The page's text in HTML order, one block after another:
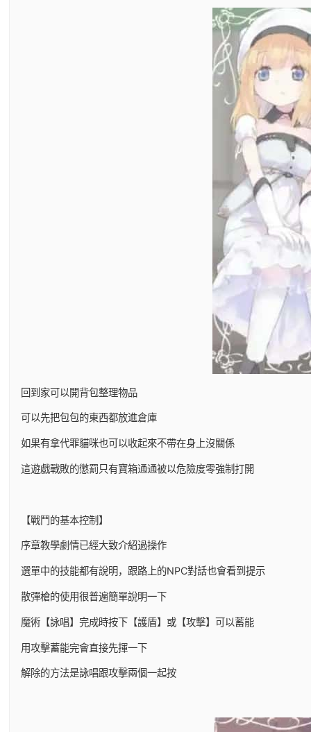
回到家可以開背包整理物品
可以先把包包的東西都放進倉庫
如果有拿代罪貓咪也可以收起來不帶在身上沒關係
這遊戲戰敗的懲罰只有寶箱通通被以危險度零強制打開
【戰鬥的基本控制】
序章教學劇情已經大致介紹過操作
選單中的技能都有說明，跟路上的NPC對話也會看到提示
散彈槍的使用很普遍簡單說明一下
魔術【詠唱】完成時按下【護盾】或【攻擊】可以蓄能
用攻擊蓄能完會直接先揮一下
解除的方法是詠唱跟攻擊兩個一起按